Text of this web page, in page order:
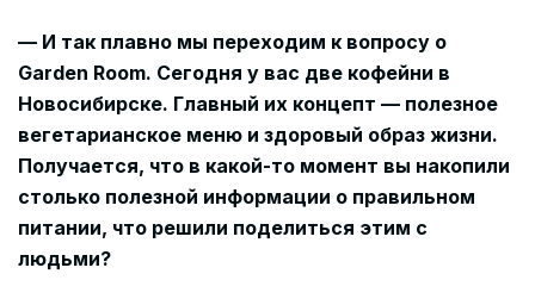
— И так плавно мы переходим к вопросу о
Garden Room. Сегодня у вас две кофейни в
Новосибирске. Главный их концепт — полезное
вегетарианское меню и здоровый образ жизни.
Получается, что в какой-то момент вы накопили
столько полезной информации о правильном
питании, что решили поделиться этим с
людьми?